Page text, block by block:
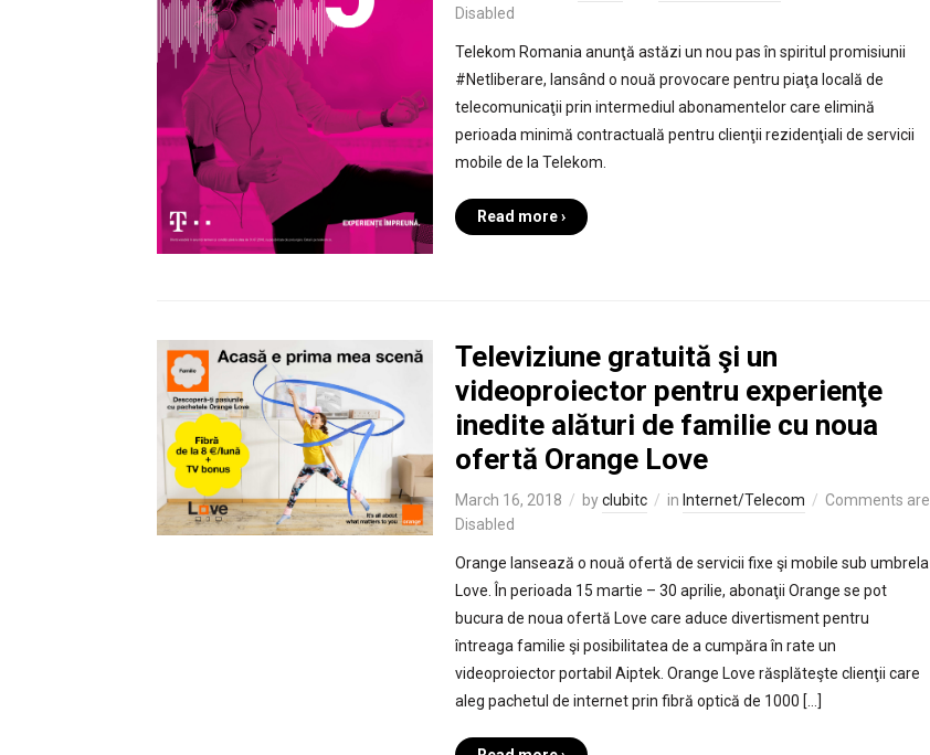
Disabled
Telekom Romania anunţă astăzi un nou pas în spiritul promisiunii
#Netliberare, lansând o nouă provocare pentru piaţa locală de
telecomunicaţii prin intermediul abonamentelor care elimină
perioada minimă contractuală pentru clienţii rezidenţiali de servicii
mobile de la Telekom.
Read more ›
Televiziune gratuită şi un
videoproiector pentru experienţe
inedite alături de familie cu noua
ofertă Orange Love
March 16, 2018 byclubitc in Internet/Telecom
Comments are
Disabled
Orange lansează o nouă ofertă de servicii fixe şi mobile sub umbrela
Love. În perioada 15 martie – 30 aprilie, abonaţii Orange se pot
bucura de noua ofertă Love care aduce divertisment pentru
întreaga familie şi posibilitatea de a cumpăra în rate un
videoproiector portabil Aiptek. Orange Love răsplăteşte clienţii care
aleg pachetul de internet prin fibră optică de 1000 […]